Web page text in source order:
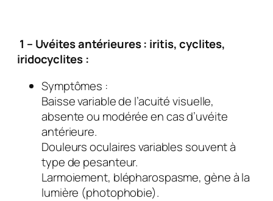
1 – Uvéites antérieures : iritis, cyclites,
iridocyclites :
Symptômes :
Baisse variable de l’acuité visuelle,
absente ou modérée en cas d’uvéite
antérieure.
Douleurs oculaires variables souvent à
type de pesanteur.
Larmoiement, blépharospasme, gène à la
lumière (photophobie).